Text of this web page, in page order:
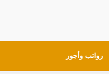
رواتب وأجور